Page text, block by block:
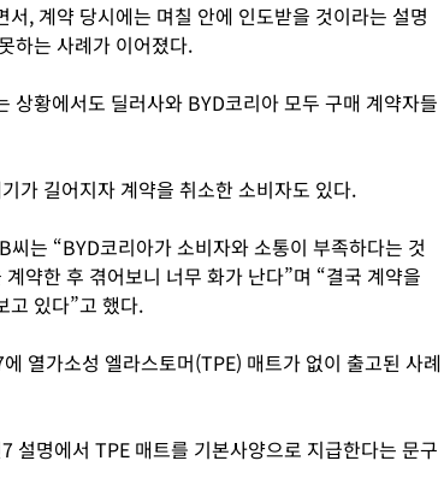
, 계약 당시에는 며칠 안에 인도받을 것이라는 설명
하는 사례가 이어졌다.
상황에서도 딜러사와 BYD코리아 모두 구매 계약자들
가 길어지자 계약을 취소한 소비자도 있다.
는 “BYD코리아가 소비자와 소통이 부족하다는 것
약한 후 겪어보니 너무 화가 난다”며 “결국 계약을
고 있다”고 했다.
열가소성 엘라스토머(TPE) 매트가 없이 출고된 사례
설명에서 TPE 매트를 기본사양으로 지급한다는 문구